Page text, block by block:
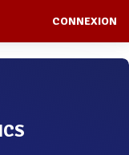
CONNEXION